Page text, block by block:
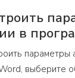
в
параметры
выберите